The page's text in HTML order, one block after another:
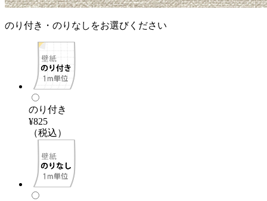
のり付き・のりなしをお選びください
のり付き
¥825
（税込）